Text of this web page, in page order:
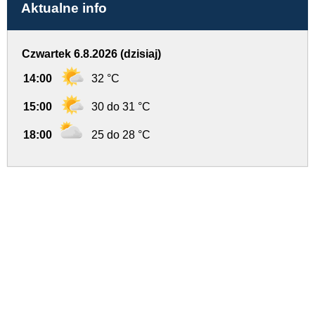
Aktualne info
Czwartek 6.8.2026 (dzisiaj)
14:00 32 °C
15:00 30 do 31 °C
18:00 25 do 28 °C